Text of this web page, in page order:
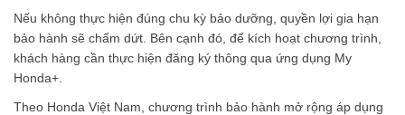
Nếu không thực hiện đúng chu kỳ bảo dưỡng, quyền lợi gia hạn
bảo hành sẽ chấm dứt. Bên cạnh đó, để kích hoạt chương trình,
khách hàng cần thực hiện đăng ký thông qua ứng dụng My
Honda+.
Theo Honda Việt Nam, chương trình bảo hành mở rộng áp dụng